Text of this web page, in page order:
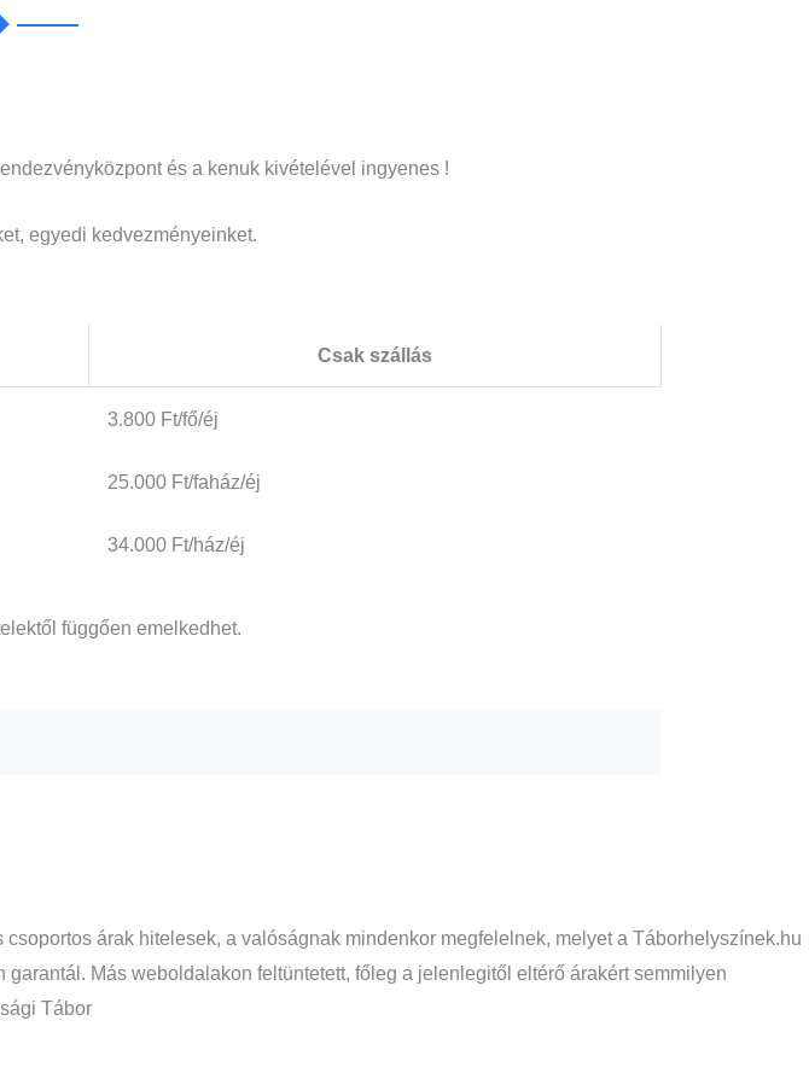
és a kenuk kivételével ingyenes !
egyedi kedvezményeinket.
Csak szállás
3.800 Ft/fő/éj
25.000 Ft/faház/éj
34.000 Ft/ház/éj
függően emelkedhet.
árak hitelesek, a valóságnak mindenkor megfelelnek, melyet a Táborhelyszínek.hu
Más weboldalakon feltüntetett, főleg a jelenlegitől eltérő árakért semmilyen
Tábor